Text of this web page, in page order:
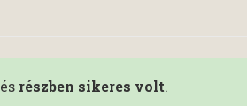
részben sikeres volt.